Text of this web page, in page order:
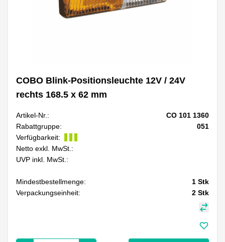
COBO Blink-Positionsleuchte 12V / 24V
rechts 168.5 x 62 mm
Artikel-Nr.:
CO 101 1360
Rabattgruppe:
051
Verfügbarkeit:
Netto exkl. MwSt.:
UVP inkl. MwSt.:
Mindestbestellmenge: 1 Stk
Verpackungseinheit:
2 Stk